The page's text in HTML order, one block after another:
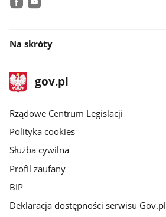
Na skróty
stopka
gov.plStrona
gov.pl
Rządowe Centrum Legislacji
Polityka cookies
Służba cywilna
Profil zaufany
BIP
Deklaracja dostępności serwisu Gov.pl